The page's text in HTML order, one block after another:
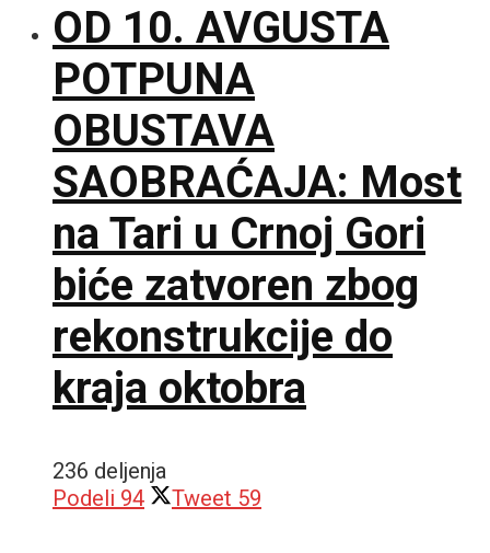
OD 10. AVGUSTA
POTPUNA
OBUSTAVA
SAOBRAĆAJA: Most
na Tari u Crnoj Gori
biće zatvoren zbog
rekonstrukcije do
kraja oktobra
236 deljenja
Podeli 94 Tweet 59